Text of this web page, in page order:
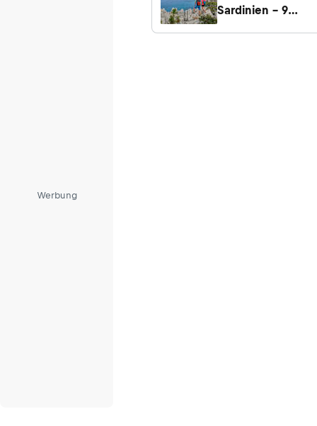
Werbung
Sardinien – 9